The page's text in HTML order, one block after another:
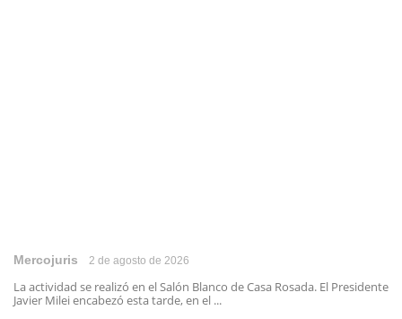
Mercojuris 2 de agosto de 2026
La actividad se realizó en el Salón Blanco de Casa Rosada. El Presidente
Javier Milei encabezó esta tarde, en el ...